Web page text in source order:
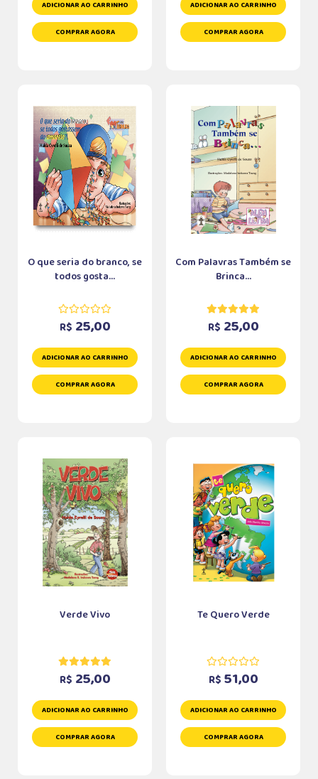
ADICIONAR AO CARRINHO
COMPRAR AGORA
ADICIONAR AO CARRINHO
COMPRAR AGORA
O que seria do branco, se
todos gosta...
R$ 25,00
ADICIONAR AO CARRINHO
COMPRAR AGORA
Com Palavras Também se
Brinca...
R$ 25,00
ADICIONAR AO CARRINHO
COMPRAR AGORA
Verde Vivo
R$ 25,00
ADICIONAR AO CARRINHO
COMPRAR AGORA
Te Quero Verde
R$ 51,00
ADICIONAR AO CARRINHO
COMPRAR AGORA